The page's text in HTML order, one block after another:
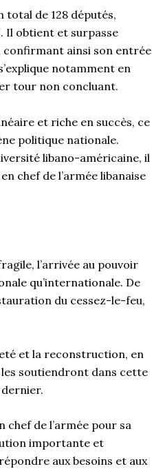
total de 128 députés,
Il obtient et surpasse
confirmant ainsi son entrée
notamment en
tour non concluant.
et riche en succès, ce
politique nationale.
libano-américaine, il
chef de l’armée libanaise
l’arrivée au pouvoir
qu’internationale. De
du cessez-le-feu,
et la reconstruction, en
soutiendront dans cette
chef de l’armée pour sa
importante et
aux besoins et aux